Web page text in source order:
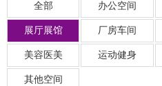
全部 办公空间
展厅展馆 厂房车间
美容医美 运动健身
其他空间